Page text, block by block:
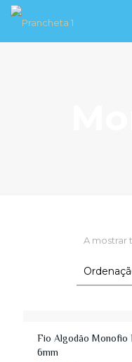
A mostrar
Fio Algodão Monofio
6mm